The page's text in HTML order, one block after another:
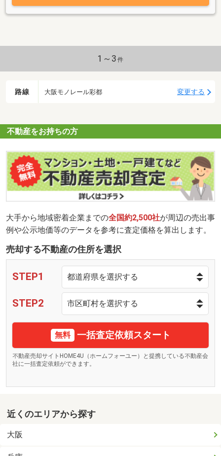
1～3 件
路線 大阪モノレール彩都 変更する
不動産をお持ちの方
大手から地域密着企業までの全国約2,500社が周辺の売出事
例や公示地価等のデータを参考に査定価格を算出します。
売却する不動産の住所を選択
STEP1
STEP2
無料 一括査定依頼スタート
不動産売却サイトHOME4U（ホームフォーユー）と提携している不動産会
社に一括査定依頼ができます。
近くのエリアから探す
大阪